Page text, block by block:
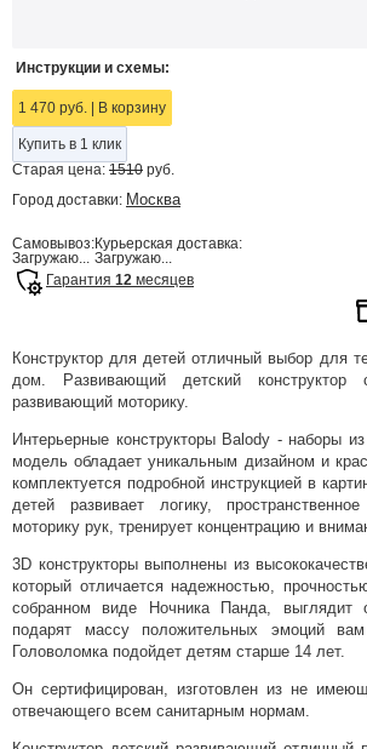
Инструкции и схемы:
1 470 руб. В корзину
Купить в 1 клик
Старая цена: 1510 руб.
Город доставки: Москва
Самовывоз:
Загружаю...
Курьерская доставка:
Загружаю...
Гарантия 12 месяцев
Конструктор для детей отличный выбор для
дом. Развивающий детский конструктор
развивающий моторику.
Интерьерные конструкторы Balody - наборы
модель обладает уникальным дизайном и
комплектуется подробной инструкцией в
детей развивает логику,
моторику рук, тренирует концентрацию и
3D конструкторы выполнены из
который отличается надежностью,
собранном виде Ночника Панда, выглядит
подарят массу положительных эмоций
Головоломка подойдет детям старше 14 лет.
Он сертифицирован, изготовлен из не
отвечающего всем санитарным нормам.